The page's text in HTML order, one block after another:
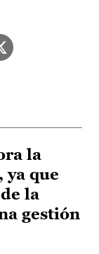
la
ya que
la
gestión